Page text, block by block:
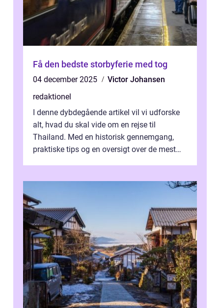
Få den bedste storbyferie med tog
04 december 2025
Victor Johansen
redaktionel
I denne dybdegående artikel vil vi udforske
alt, hvad du skal vide om en rejse til
Thailand. Med en historisk gennemgang,
praktiske tips og en oversigt over de mest